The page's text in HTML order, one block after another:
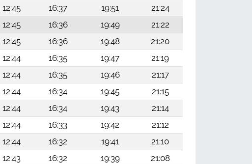
12:45 16:37 19:51
21:24
12:45 16:36 19:49
21:22
12:45 16:36 19:48
21:20
12:44 16:35 19:47
21:19
12:44 16:35 19:46
21:17
12:44 16:34 19:45
21:15
12:44 16:34 19:43
21:14
12:44 16:33 19:42
21:12
12:44 16:32 19:41
21:10
12:43 16:32 19:39
21:08